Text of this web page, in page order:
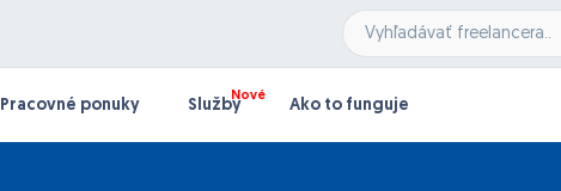
Pracovné ponuky Služby Ako to funguje